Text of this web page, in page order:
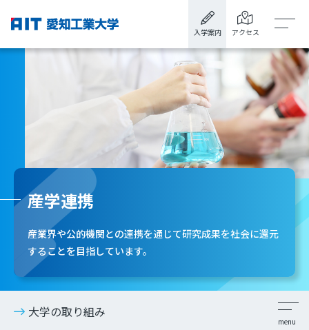
入学案内 アクセス
産学連携
産業界や公的機関との連携を通じて研究成果を社会に還元
することを目指しています。
大学の取り組み